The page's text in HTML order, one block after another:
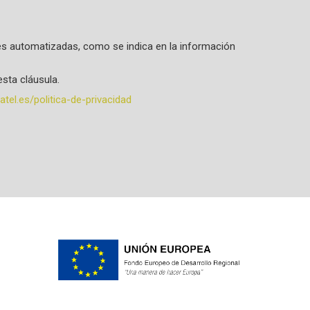
automatizadas, como se indica en la información
cláusula.
politica-de-privacidad